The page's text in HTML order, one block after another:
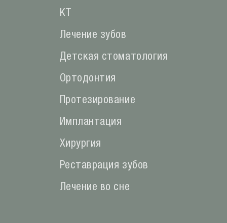
КТ
Лечение зубов
Детская стоматология
Ортодонтия
Протезирование
Имплантация
Хирургия
Реставрация зубов
Лечение во сне